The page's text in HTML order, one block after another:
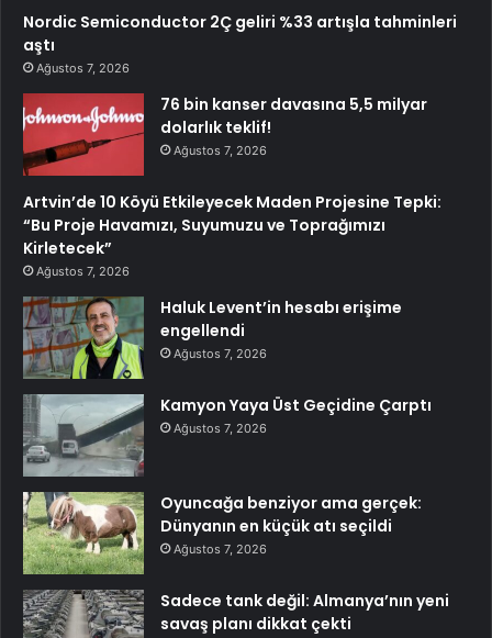
Nordic Semiconductor 2Ç geliri %33 artışla tahminleri
aştı
Ağustos 7, 2026
76 bin kanser davasına 5,5 milyar
dolarlık teklif!
Ağustos 7, 2026
Artvin’de 10 Köyü Etkileyecek Maden Projesine Tepki:
“Bu Proje Havamızı, Suyumuzu ve Toprağımızı
Kirletecek”
Ağustos 7, 2026
Haluk Levent’in hesabı erişime
engellendi
Ağustos 7, 2026
Kamyon Yaya Üst Geçidine Çarptı
Ağustos 7, 2026
Oyuncağa benziyor ama gerçek:
Dünyanın en küçük atı seçildi
Ağustos 7, 2026
Sadece tank değil: Almanya’nın yeni
savaş planı dikkat çekti